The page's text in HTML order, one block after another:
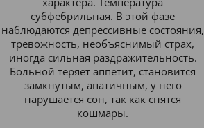
субфебрильная. В этой фазе
наблюдаются депрессивные состояния,
тревожность, необъяснимый страх,
иногда сильная раздражительность.
Больной теряет аппетит, становится
замкнутым, апатичным, у него
нарушается сон, так как снятся
кошмары.